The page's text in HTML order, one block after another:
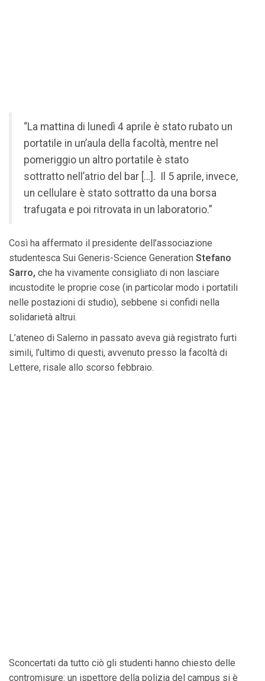
“La mattina di lunedì 4 aprile è stato rubato un
portatile in un’aula della facoltà, mentre nel
pomeriggio un altro portatile è stato
sottratto nell’atrio del bar […]. Il 5 aprile, invece,
un cellulare è stato sottratto da una borsa
trafugata e poi ritrovata in un laboratorio.”
Così ha affermato il presidente dell’associazione
studentesca Sui Generis-Science Generation Stefano
Sarro, che ha vivamente consigliato di non lasciare
incustodite le proprie cose (in particolar modo i portatili
nelle postazioni di studio), sebbene si confidi nella
solidarietà altrui.
L’ateneo di Salerno in passato aveva già registrato furti
simili, l’ultimo di questi, avvenuto presso la facoltà di
Lettere, risale allo scorso febbraio.
Sconcertati da tutto ciò gli studenti hanno chiesto delle
contromisure: un ispettore della polizia del campus si è